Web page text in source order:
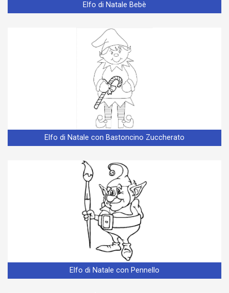
Elfo di Natale Bebè
Elfo di Natale con Bastoncino Zuccherato
Elfo di Natale con Pennello